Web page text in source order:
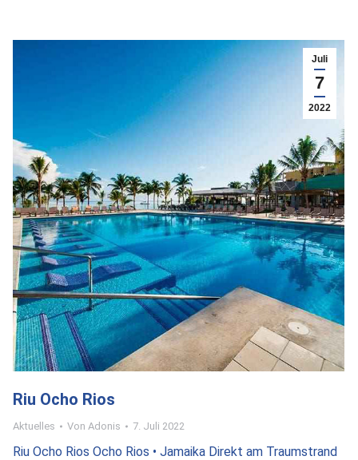
Juli
7
2022
Riu Ocho Rios
Aktuelles Von Adonis 7. Juli 2022
Riu Ocho Rios Ocho Rios • Jamaika Direkt am Traumstrand